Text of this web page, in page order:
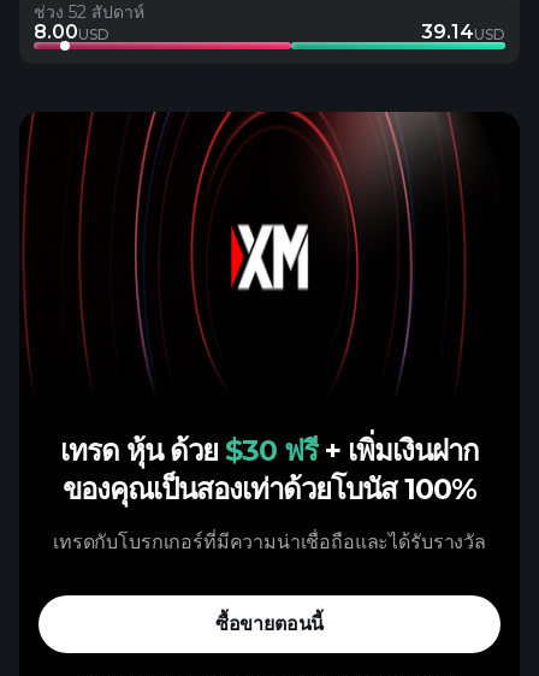
ช่วง 52 สัปดาห์
8.00USD 39.14USD
เทรด หุ้น ด้วย $30 ฟรี + เพิ่มเงินฝาก
ของคุณเป็นสองเท่าด้วยโบนัส 100%
เทรดกับโบรกเกอร์ที่มีความน่าเชื่อถือและได้รับรางวัล
ซื้อขายตอนนี้